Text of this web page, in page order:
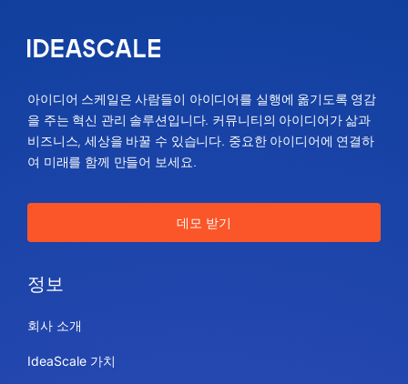
아이디어 스케일은 사람들이 아이디어를 실행에 옮기도록 영감
을 주는 혁신 관리 솔루션입니다. 커뮤니티의 아이디어가 삶과
비즈니스, 세상을 바꿀 수 있습니다. 중요한 아이디어에 연결하
여 미래를 함께 만들어 보세요.
데모 받기
정보
회사 소개
IdeaScale 가치